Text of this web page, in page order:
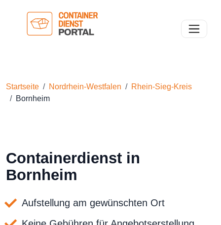
Toggle
Startseite Nordrhein-Westfalen
Rhein-Sieg-Kreis
Bornheim
Containerdienst in
Bornheim
Aufstellung am gewünschten Ort